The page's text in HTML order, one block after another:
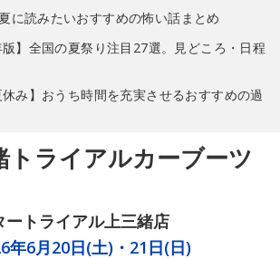
夏に読みたいおすすめの怖い話まとめ
版】全国の夏祭り注目27選。見どころ・日程
休み】おうち時間を充実させるおすすめの過
トライアルカーブーツ
ートライアル上三緒店
年6月20日(土)・21日(日)